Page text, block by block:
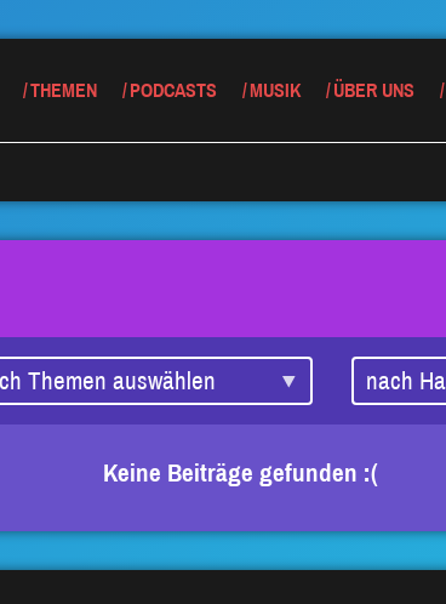
THEMEN PODCASTS MUSIK ÜBER UNS
Keine Beiträge gefunden :(